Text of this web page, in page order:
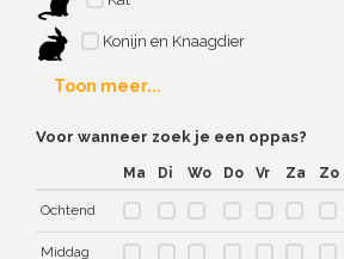
Konijn en Knaagdier
Toon meer...
Voor wanneer zoek je een oppas?
Ma Di Wo Do Vr Za Zo
Ochtend
Middag